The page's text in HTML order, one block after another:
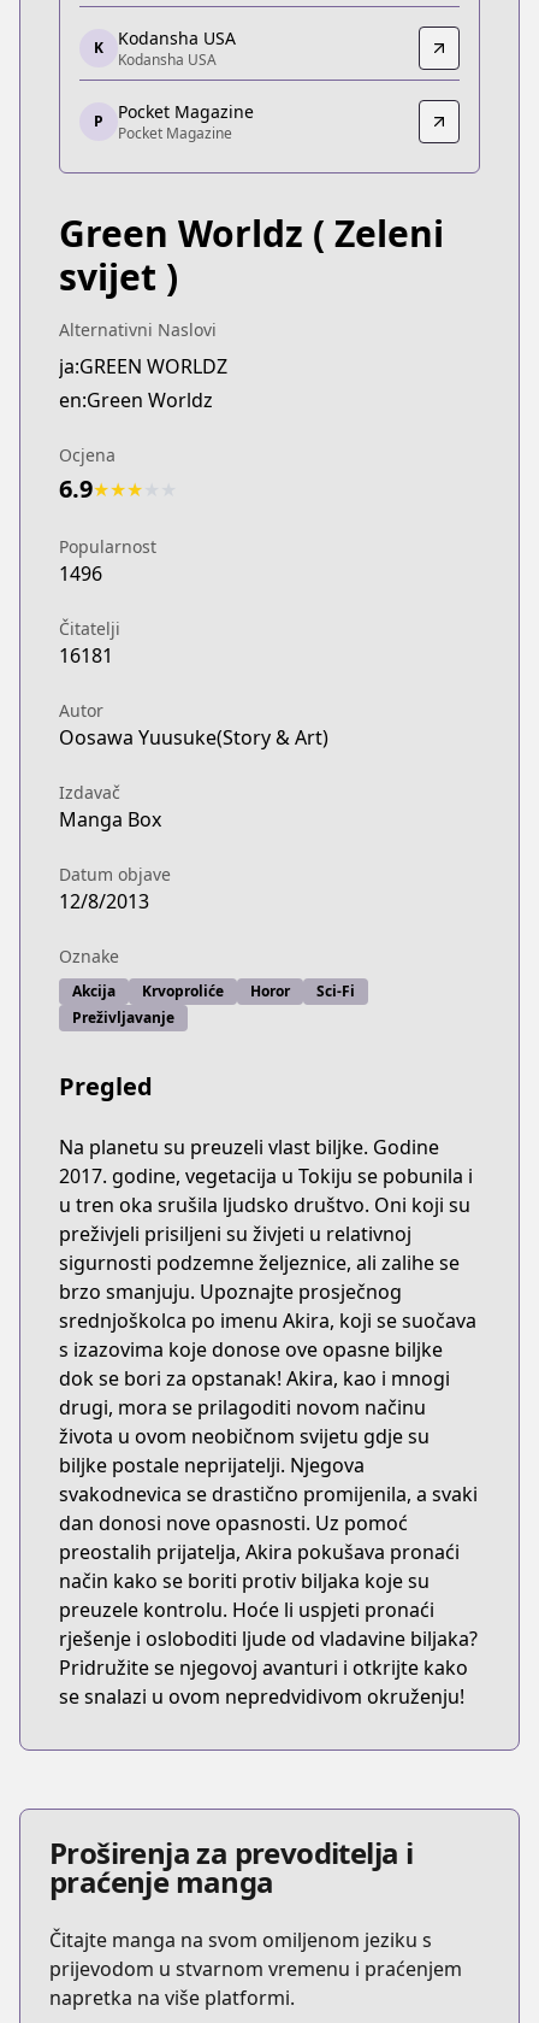
https://kodansha.us/series/green-worldz/
Kodansha USA
Kodansha USA
https://kc.kodansha.co.jp/title?code=1000006701
Pocket Magazine
K Kodansha USA
Kodansha USA
P Pocket Magazine
Pocket Magazine
Green Worldz ( Zeleni
svijet )
Alternativni Naslovi
ja:GREEN WORLDZ
en:Green Worldz
Ocjena
6.9★★★
Popularnost
1496
Čitatelji
16181
Autor
Oosawa Yuusuke(Story & Art)
Izdavač
Manga Box
Datum objave
12/8/2013
Oznake
Akcija Krvoproliće Horor
Sci-Fi
Preživljavanje
Pregled
Na planetu su preuzeli vlast biljke. Godine
2017. godine, vegetacija u Tokiju se pobunila i
u tren oka srušila ljudsko društvo. Oni koji su
preživjeli prisiljeni su živjeti u relativnoj
sigurnosti podzemne željeznice, ali zalihe se
brzo smanjuju. Upoznajte prosječnog
srednjoškolca po imenu Akira, koji se suočava
s izazovima koje donose ove opasne biljke
dok se bori za opstanak! Akira, kao i mnogi
drugi, mora se prilagoditi novom načinu
života u ovom neobičnom svijetu gdje su
biljke postale neprijatelji. Njegova
svakodnevica se drastično promijenila, a svaki
dan donosi nove opasnosti. Uz pomoć
preostalih prijatelja, Akira pokušava pronaći
način kako se boriti protiv biljaka koje su
preuzele kontrolu. Hoće li uspjeti pronaći
rješenje i osloboditi ljude od vladavine biljaka?
Pridružite se njegovoj avanturi i otkrijte kako
se snalazi u ovom nepredvidivom okruženju!
Proširenja za prevoditelja i
praćenje manga
Čitajte manga na svom omiljenom jeziku s
prijevodom u stvarnom vremenu i praćenjem
napretka na više platformi.